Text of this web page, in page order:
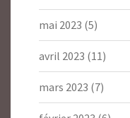
mai 2023 (5)
avril 2023 (11)
mars 2023 (7)